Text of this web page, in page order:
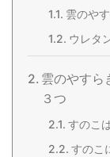
雲のや
ウレタ
雲のやすら
３つ
すのこ
すのこ